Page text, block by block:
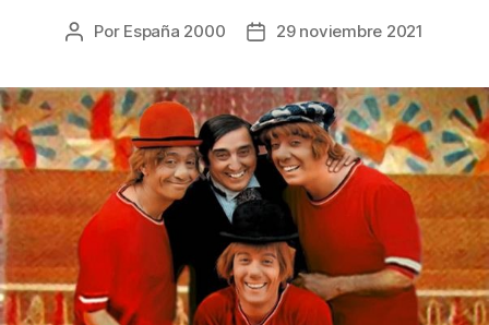
Por España 2000 29 noviembre 2021